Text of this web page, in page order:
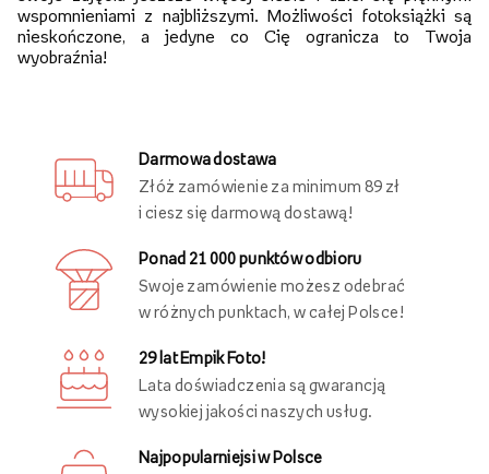
wspomnieniami z najbliższymi. Możliwości fotoksiążki są
nieskończone, a jedyne co Cię ogranicza to Twoja
wyobraźnia!
Darmowa dostawa
Złóż zamówienie za minimum 89 zł
i ciesz się darmową dostawą!
Ponad 21 000 punktów odbioru
Swoje zamówienie możesz odebrać
w różnych punktach, w całej Polsce!
29 lat Empik Foto!
Lata doświadczenia są gwarancją
wysokiej jakości naszych usług.
Najpopularniejsi w Polsce